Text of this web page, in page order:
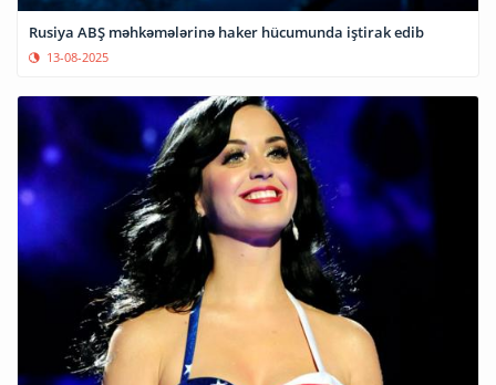
Rusiya ABŞ məhkəmələrinə haker hücumunda iştirak edib
13-08-2025